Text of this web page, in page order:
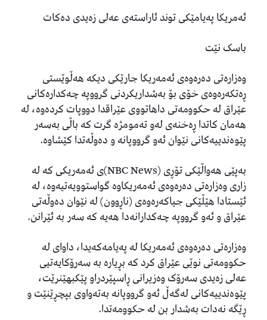
ئەمریکا پەیامێکی توند ئاراستەی عەلی زەیدی دەکات
باسک نێت
وەزارەتی دەرەوەی ئەمەریکا جارێکی دیکە هەڵوێستی
ڕەتکەرەوەی خۆی بۆ بەشداریکردنی گرووپە چەکدارەکانی
عێراق لە حكوومەتی داهاتووی عێراقدا دووپات کردەوە، لە
هەمان کاتدا ڕەخنەی لەو تەمومژە گرت کە باڵی بەسەر
پێوەندییەکانی نێوان ئەو گرووپانە و دەوڵەتدا کێشاوە.
بەپێی هەواڵێکی تۆڕی (NBC News)ی ئەمەریکی کە لە
زاری وەزارەتی دەرەوەی ئەمەریکاوە گواستوویەتیەوە، لە
ئێستادا هێڵێکی جیاکەرەوەی (ناڕوون) لە نێوان دەوڵەتی
عێراق و ئەو گرووپە چەکدارانەدا هەیە کە سەر بە ئێرانن.
وەزارەتی دەرەوەی ئەمەریکا لە پەیامەکەیدا، داوای لە
حكوومەتی نوێی عێراق کرد کە بڕیارە بە سەرۆکایەتیی
عەلی زەیدی سەرۆک وەزیرانی ڕاسپێردراو پێکبهێنرێت،
پێوەندییەکانی لەگەڵ ئەو گرووپانە بەتەواوی بپچڕێنێت و
ڕێگە نەدات بەشدار بن لە حكوومەتدا.